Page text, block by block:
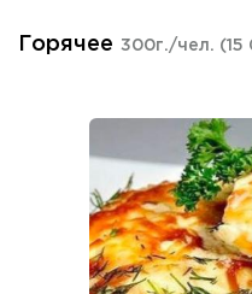
Горячее 300г./чел. (15